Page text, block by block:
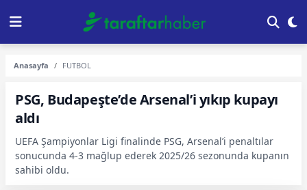
Anasayfa FUTBOL
PSG, Budapeşte’de Arsenal’i yıkıp kupayı
aldı
UEFA Şampiyonlar Ligi finalinde PSG, Arsenal’i penaltılar
sonucunda 4-3 mağlup ederek 2025/26 sezonunda kupanın
sahibi oldu.